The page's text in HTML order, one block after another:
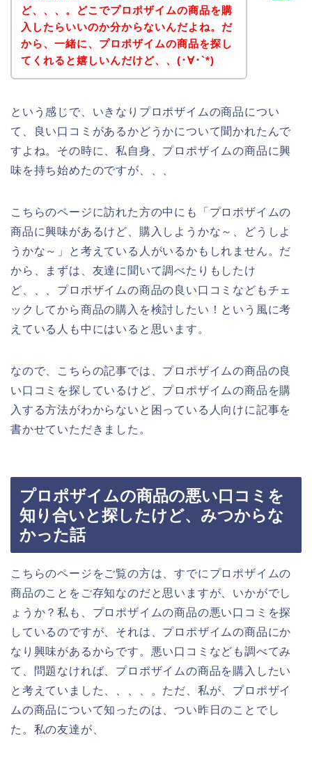
ど、、、。どこでプロポザイムの商品を購
入したらいいのか分からないんだよね。だ
から、一緒に、プロポザイムの商品を探し
てくれると嬉しいんだけど、、(･∀･`*)
という感じで、いきなりプロポザイムの商品につい
て、良い口コミがあるかどうかについて聞かれたんで
すよね。その時に、私自身、プロポザイムの商品に興
味を持ち始めたのですが、、、
こちらのページに訪れた方の中にも「プロポザイムの
商品に興味があるけど、購入しようかな～、どうしよ
うかな～」と考えている人がいるかもしれません。だ
から、まずは、友達に聞いて調べたりもしたけ
ど、、、プロポザイムの商品の良い口コミなどもチェ
ックしてから商品の購入を検討したい！という風に考
えている人も中にはいると思います。
なので、こちらの記事では、プロポザイムの商品の良
い口コミを探しているけど、プロポザイムの商品を購
入する方法がわからないと困っている人向けに記事を
書かせていただきました。
プロポザイムの商品の悪い口コミを
知り合いと探したけど、みつからな
かった話
こちらのページをご覧の方は、すでにプロポザイムの
商品のことをご存知なのだと思いますが、いかがでし
ょうか？私も、プロポザイムの商品の悪い口コミを探
しているのですが、それは、プロポザイムの商品にか
なり興味があるからです。悪い口コミなども調べてみ
て、問題なければ、プロポザイムの商品を購入したい
と考えていました、、、、。ただ、私が、プロポザイ
ムの商品について知ったのは、つい昨日のことでし
た。私の友達が、